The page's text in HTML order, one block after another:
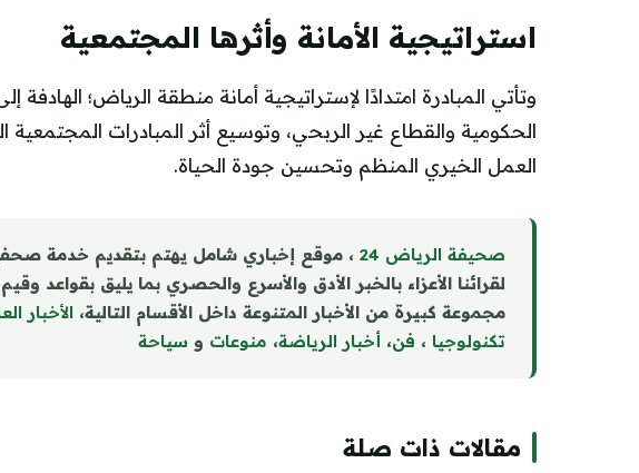
استراتيجية الأمانة وأثرها المجتمعية
وتأتي المبادرة امتدادًا لإستراتيجية أمانة منطقة الرياض؛ الهادفة
الحكومية والقطاع غير الربحي، وتوسيع أثر المبادرات
العمل الخيري المنظم وتحسين جودة الحياة.
صحيفة الرياض 24
، موقع إخباري شامل يهتم بتقديم خدمة
لقرائنا الأعزاء بالخبر الأدق والأسرع والحصري بما يليق بقواعد
مجموعة كبيرة من الأخبار المتنوعة داخل الأقسام التالية، الأخبار
تكنولوجيا ، فن، أخبار الرياضة، منوعات و سياحة
مقالات ذات صلة